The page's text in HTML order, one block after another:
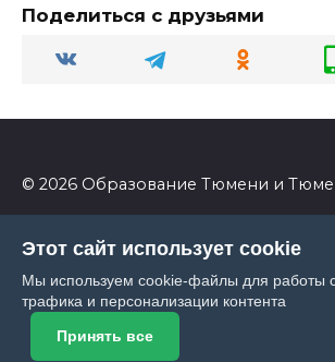
Поделиться с друзьями
© 2026 Образование Тюмени и
Этот сайт использует cookie
Мы используем cookie-файлы для работы
трафика и персонализации контента
Принять все